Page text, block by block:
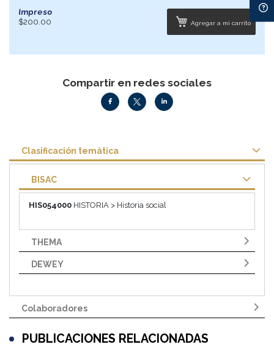
Impreso
$200.00
Agregar a mi carrito
Compartir en redes sociales
Clasificación temática
BISAC
HIS054000 HISTORIA > Historia social
THEMA
DEWEY
Colaboradores
PUBLICACIONES RELACIONADAS